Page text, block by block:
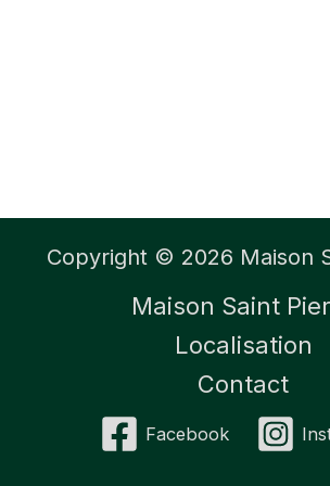
Copyright © 2026 Maison
Maison Saint
Localisation
Contact
Facebook